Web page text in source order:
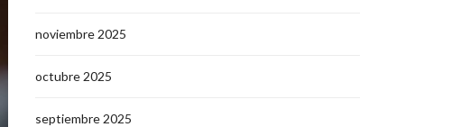
noviembre 2025
octubre 2025
septiembre 2025